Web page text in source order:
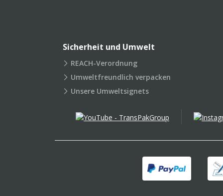
Sicherheit und Umwelt
REACH-Verordnung
Umweltfreundlich verpacken
Unsere Umweltsignets